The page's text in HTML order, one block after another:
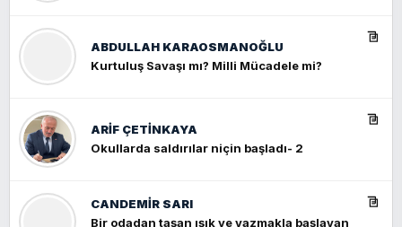
ABDULLAH KARAOSMANOĞLU
Kurtuluş Savaşı mı? Milli Mücadele mi?
ARIF ÇETİNKAYA
Okullarda saldırılar niçin başladı- 2
CANDEMIR SARI
Bir odadan taşan ışık ve yazmakla başlayan